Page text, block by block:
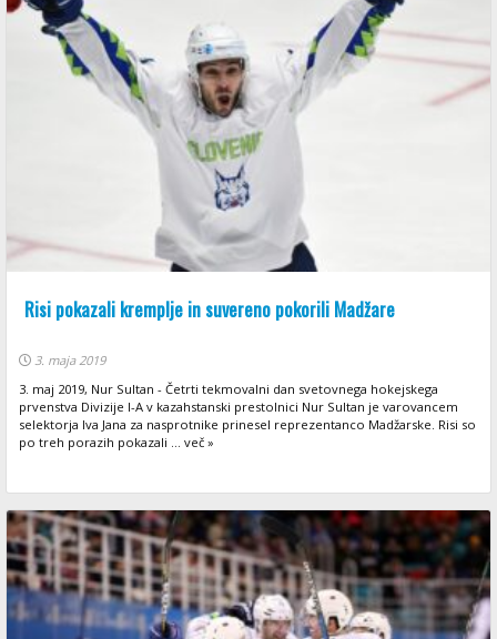
Risi pokazali kremplje in suvereno pokorili Madžare
3. maja 2019
3. maj 2019, Nur Sultan - Četrti tekmovalni dan svetovnega hokejskega
prvenstva Divizije I-A v kazahstanski prestolnici Nur Sultan je varovancem
selektorja Iva Jana za nasprotnike prinesel reprezentanco Madžarske. Risi so
po treh porazih pokazali ... več »